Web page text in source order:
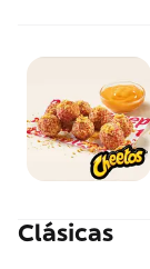
Clásicas